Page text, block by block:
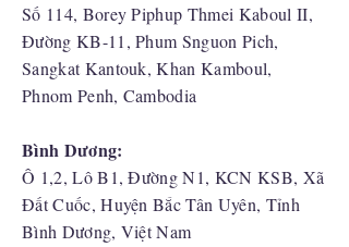
Số 114, Borey Piphup Thmei Kaboul II,
Đường KB-11, Phum Snguon Pich,
Sangkat Kantouk, Khan Kamboul,
Phnom Penh, Cambodia
Bình Dương:
Ô 1,2, Lô B1, Đường N1, KCN KSB, Xã
Đất Cuốc, Huyện Bắc Tân Uyên, Tỉnh
Bình Dương, Việt Nam